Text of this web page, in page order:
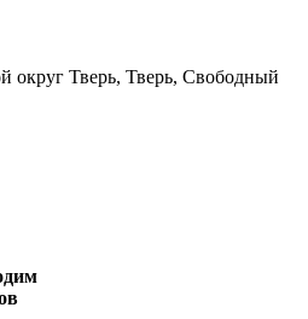
округ Тверь, Тверь, Свободный